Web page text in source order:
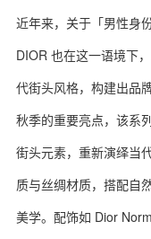
近年来，关于「男性身
DIOR 也在这一语境下
代街头风格，构建出品
秋季的重要亮点，该系
街头元素，重新演绎当
质与丝绸材质，搭配自
美学。配饰如 Dior